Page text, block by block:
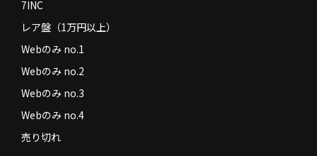
7INC
レア盤（1万円以上）
Webのみ no.1
Webのみ no.2
Webのみ no.3
Webのみ no.4
売り切れ